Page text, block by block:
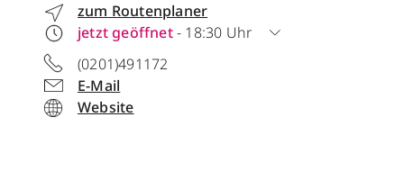
zum Routenplaner
jetzt geöffnet- 18:30 Uhr
(0201)491172
E-Mail
Website